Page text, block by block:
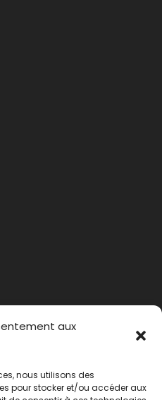
aux
nous utilisons des
pour stocker et/ou accéder aux